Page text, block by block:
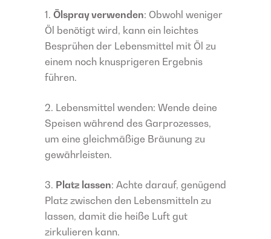
Ölspray verwenden: Obwohl weniger
Öl benötigt wird, kann ein leichtes
Besprühen der Lebensmittel mit Öl zu
einem noch knusprigeren Ergebnis
führen.
Lebensmittel wenden: Wende deine
Speisen während des Garprozesses,
um eine gleichmäßige Bräunung zu
gewährleisten.
Platz lassen: Achte darauf, genügend
Platz zwischen den Lebensmitteln zu
lassen, damit die heiße Luft gut
zirkulieren kann.